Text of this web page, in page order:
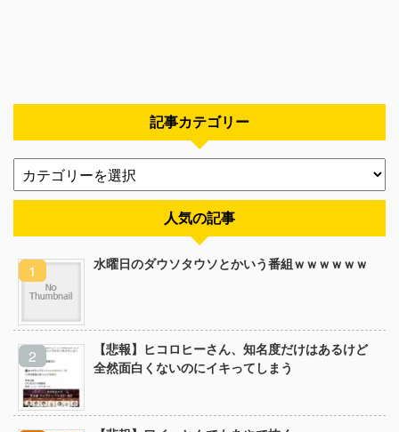
記事カテゴリー
人気の記事
水曜日のダウソタウソとかいう番組ｗｗｗｗｗｗ
【悲報】ヒコロヒーさん、知名度だけはあるけど
全然面白くないのにイキってしまう